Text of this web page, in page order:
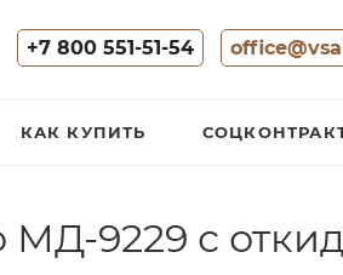
+7 800 551-51-54
КАК КУПИТЬ
9229 с